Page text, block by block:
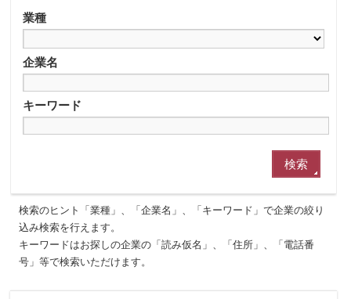
業種
企業名
キーワード
検索のヒント「業種」、「企業名」、「キーワード」で企業の絞り
込み検索を行えます。
キーワードはお探しの企業の「読み仮名」、「住所」、「電話番
号」等で検索いただけます。